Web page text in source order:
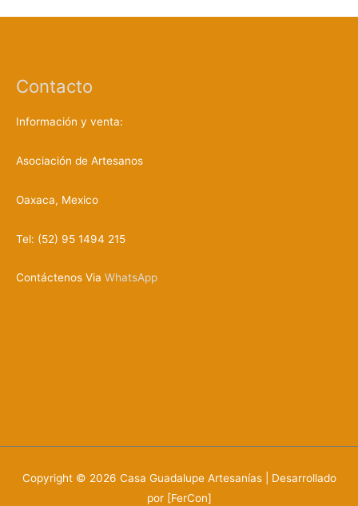
o
d
c
t
Contacto
Información y venta:
Asociación de Artesanos
Oaxaca, Mexico
Tel: (52) 95 1494 215
Contáctenos Via WhatsApp
Copyright © 2026 Casa Guadalupe Artesanías| Desarrollado
por [FerCon]